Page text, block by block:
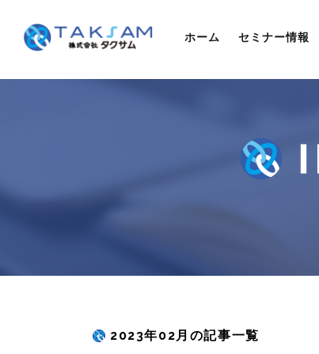
ホーム セミナー情報
2023年02月の記事一覧